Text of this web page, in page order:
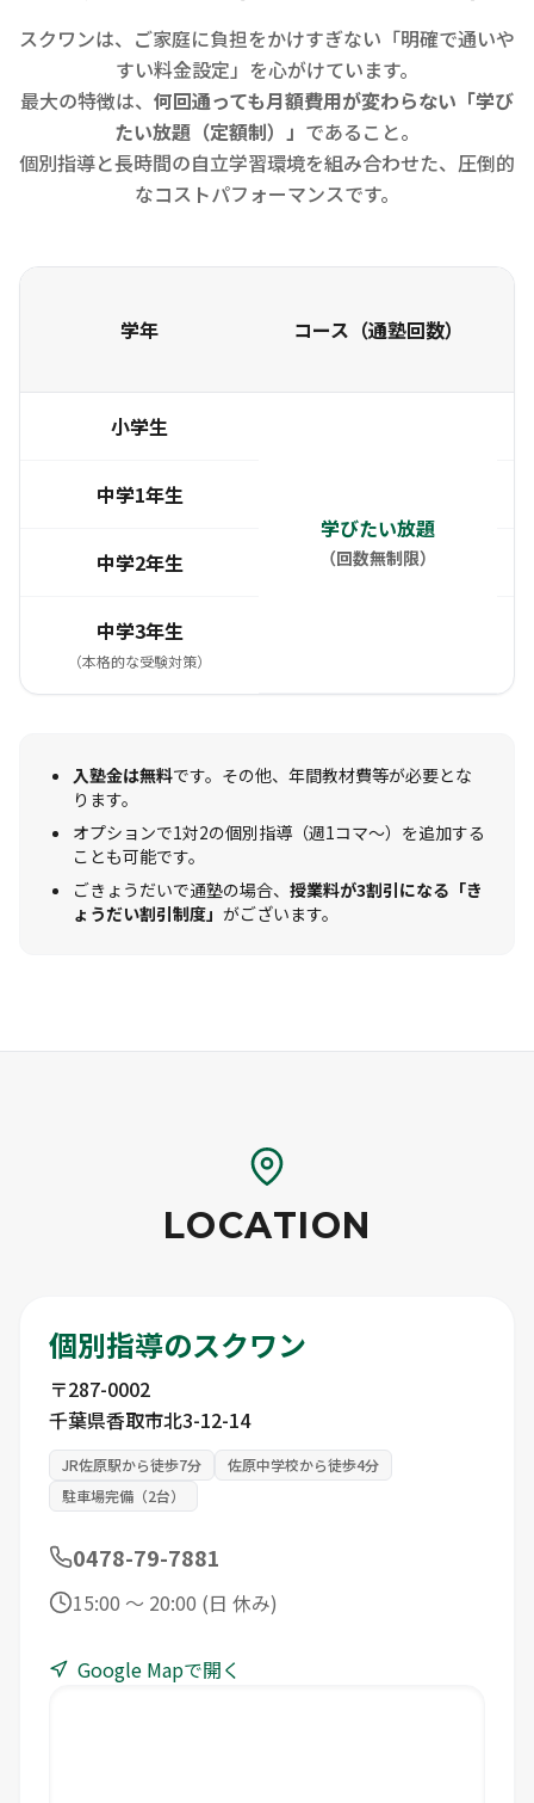
スクワンは、ご家庭に負担をかけすぎない「明確で通いや
すい料金設定」を心がけています。
最大の特徴は、 何回通っても月額費用が変わらない「学び
たい放題（定額制）」 であること。
個別指導と長時間の自立学習環境を組み合わせた、圧倒的
なコストパフォーマンスです。
学年 コース（通塾回数）
小学生
学びたい放題
（回数無制限）
中学1年生
中学2年生
中学3年生
（本格的な受験対策）
入塾金は無料です。その他、年間教材費等が必要とな
ります。
オプションで1対2の個別指導（週1コマ〜）を追加する
ことも可能です。
ごきょうだいで通塾の場合、 授業料が3割引になる「き
ょうだい割引制度」 がございます。
LOCATION
個別指導のスクワン
〒287-0002
千葉県香取市北3-12-14
JR佐原駅から徒歩7分
佐原中学校から徒歩4分
駐車場完備（2台）
0478-79-7881
15:00 ～ 20:00 (日 休み)
Google Mapで開く